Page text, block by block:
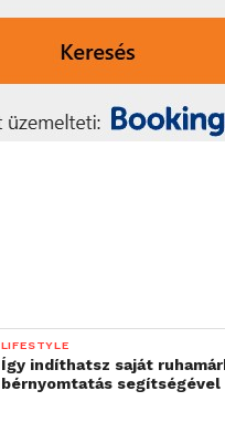
LIFESTYLE
Így indíthatsz saját
bérnyomtatás segítségével